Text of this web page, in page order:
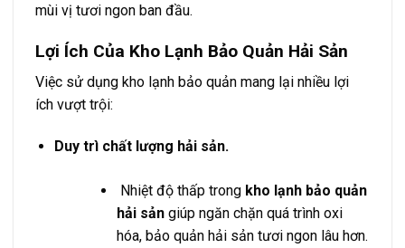
mùi vị tươi ngon ban đầu.
Lợi Ích Của Kho Lạnh Bảo Quản Hải Sản
Việc sử dụng kho lạnh bảo quản mang lại nhiều lợi
ích vượt trội:
Duy trì chất lượng hải sản.
Nhiệt độ thấp trong kho lạnh bảo quản
hải sảngiúp ngăn chặn quá trình oxi
hóa, bảo quản hải sản tươi ngon lâu hơn.